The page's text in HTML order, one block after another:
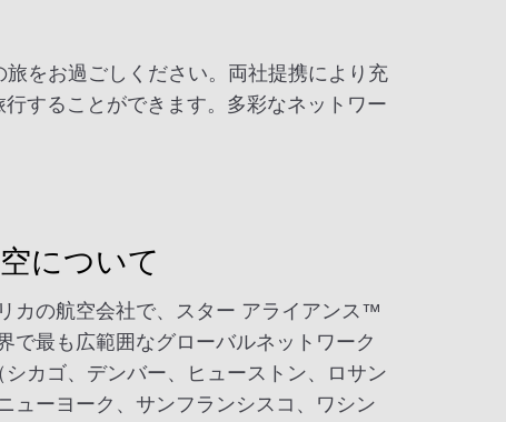
をお過ごしください。両社提携により充
することができます。多彩なネットワー
について
カの航空会社で、スター アライアンス™
で最も広範囲なグローバルネットワーク
カゴ、デンバー、ヒューストン、ロサン
ューヨーク、サンフランシスコ、ワシン